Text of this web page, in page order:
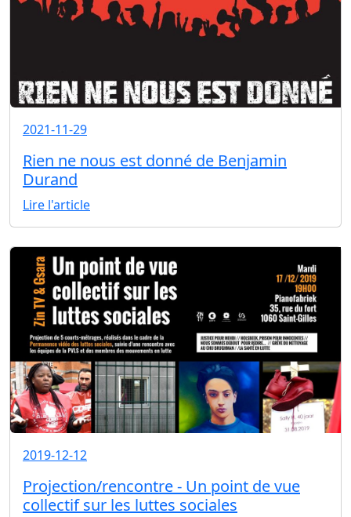
2021-11-29
Rien ne nous est donné de Benjamin
Durand
Lire l'article
2019-12-12
Projection/rencontre - Un point de vue
collectif sur les luttes sociales